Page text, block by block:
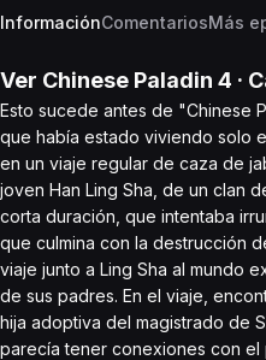
InformaciónComentariosMás
Ver Chinese Paladin 4 ·
Esto sucede antes de "Chinese
que había estado viviendo solo
en un viaje regular de caza de
joven Han Ling Sha, de un clan
corta duración, que intentaba
que culmina con la destrucción
viaje junto a Ling Sha al mundo
de sus padres. En el viaje,
hija adoptiva del magistrado de
parecía tener conexiones con